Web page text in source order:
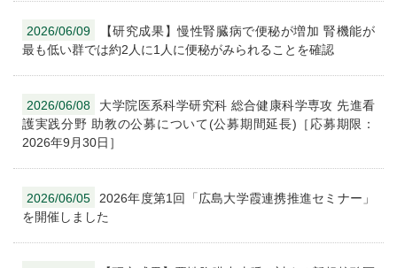
2026/06/09
【研究成果】慢性腎臓病で便秘が増加 腎機能が
最も低い群では約2人に1人に便秘がみられることを確認
2026/06/08
大学院医系科学研究科 総合健康科学専攻 先進看
護実践分野 助教の公募について(公募期間延長)［応募期限：
2026年9月30日］
2026/06/05
2026年度第1回「広島大学霞連携推進セミナー」
を開催しました